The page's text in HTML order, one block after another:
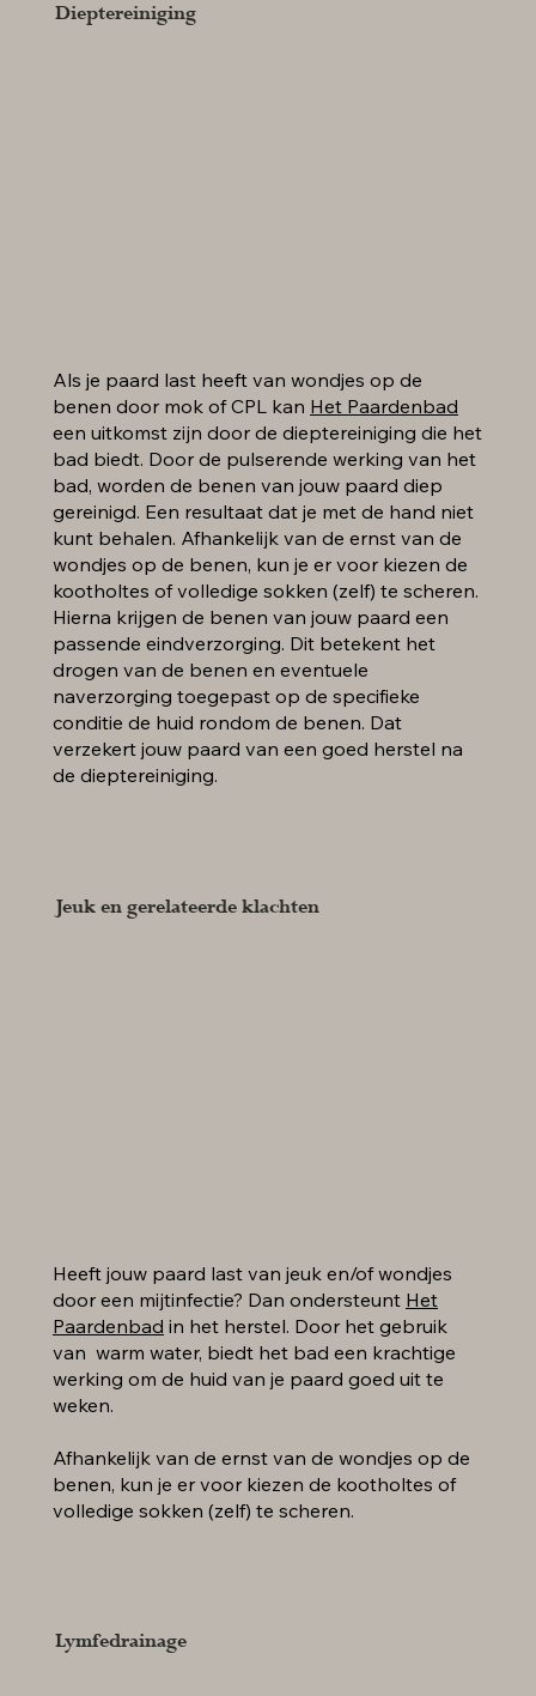
Dieptereiniging
Als je paard last heeft van wondjes op de
benen door mok of CPL kan Het Paardenbad
een uitkomst zijn door de dieptereiniging die het
bad biedt. Door de pulserende werking van het
bad, worden de benen van jouw paard diep
gereinigd. Een resultaat dat je met de hand niet
kunt behalen. Afhankelijk van de ernst van de
wondjes op de benen, kun je er voor kiezen de
kootholtes of volledige sokken (zelf) te scheren.
Hierna krijgen de benen van jouw paard een
passende eindverzorging. Dit betekent het
drogen van de benen en eventuele
naverzorging toegepast op de specifieke
conditie de huid rondom de benen. Dat
verzekert jouw paard van een goed herstel na
de dieptereiniging.
Jeuk en gerelateerde klachten
Heeft jouw paard last van jeuk en/of wondjes
door een mijtinfectie? Dan ondersteunt Het
Paardenbad in het herstel. Door het gebruik
van warm water, biedt het bad een krachtige
werking om de huid van je paard goed uit te
weken.
Afhankelijk van de ernst van de wondjes op de
benen, kun je er voor kiezen de kootholtes of
volledige sokken (zelf) te scheren.
Lymfedrainage